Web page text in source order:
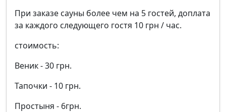
При заказе сауны более чем на 5 гостей, доплата
за каждого следующего гостя 10 грн / час.
стоимость:
Веник - 30 грн.
Тапочки - 10 грн.
Простыня - 6грн.